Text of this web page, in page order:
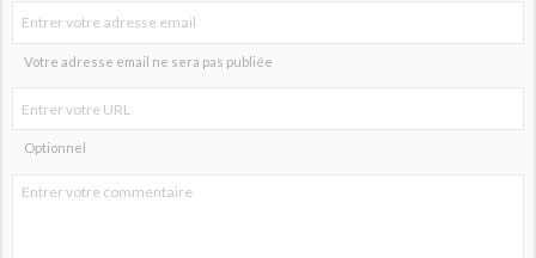
Votre adresse email ne sera pas publiée
Optionnel